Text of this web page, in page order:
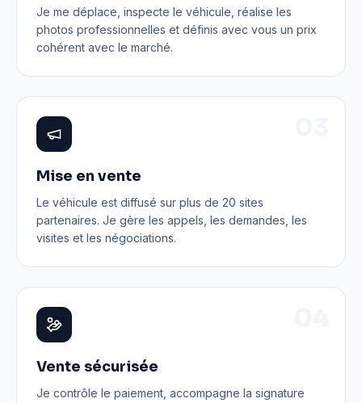
Je me déplace, inspecte le véhicule, réalise les
photos professionnelles et définis avec vous un prix
cohérent avec le marché.
Mise en vente
Le véhicule est diffusé sur plus de 20 sites
partenaires. Je gère les appels, les demandes, les
visites et les négociations.
Vente sécurisée
Je contrôle le paiement, accompagne la signature